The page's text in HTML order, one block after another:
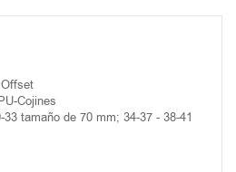
Cojines
tamaño de 70 mm; 34-37 - 38-41